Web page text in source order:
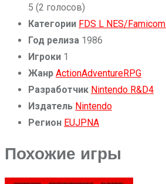
5 (2 голосов)
Категории FDS L NES/Famicom
Год релиза 1986
Игроки 1
Жанр ActionAdventureRPG
Разработчик Nintendo R&D4
Издатель Nintendo
Регион EUJPNA
Похожие игры